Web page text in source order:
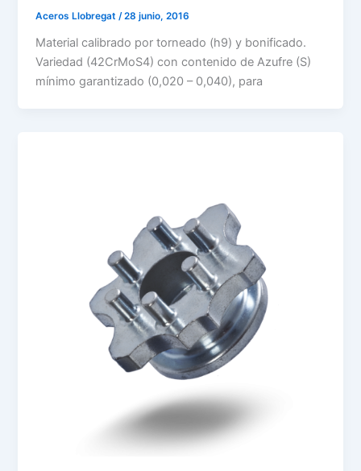
Aceros Llobregat/28 junio, 2016
Material calibrado por torneado (h9) y bonificado.
Variedad (42CrMoS4) con contenido de Azufre (S)
mínimo garantizado (0,020 – 0,040), para